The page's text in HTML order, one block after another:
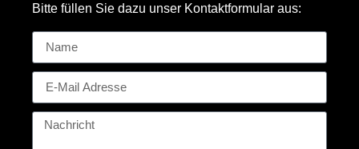
Bitte füllen Sie dazu unser Kontaktformular aus: